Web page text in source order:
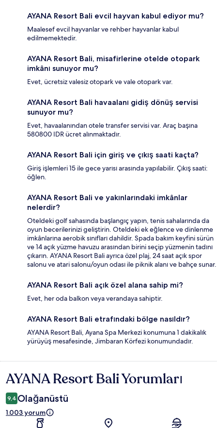
AYANA Resort Bali evcil hayvan kabul ediyor mu?
Maalesef evcil hayvanlar ve rehber hayvanlar kabul
edilmemektedir.
AYANA Resort Bali, misafirlerine otelde otopark
imkânı sunuyor mu?
Evet, ücretsiz valesiz otopark ve vale otopark var.
AYANA Resort Bali havaalanı gidiş dönüş servisi
sunuyor mu?
Evet, havaalanından otele transfer servisi var. Araç başına
580800 IDR ücret alınmaktadır.
AYANA Resort Bali için giriş ve çıkış saati kaçta?
Giriş işlemleri 15 ile gece yarısı arasında yapılabilir. Çıkış saati:
öğlen.
AYANA Resort Bali ve yakınlarındaki imkânlar
nelerdir?
Oteldeki golf sahasında başlangıç yapın, tenis sahalarında da
oyun becerilerinizi geliştirin. Oteldeki ek eğlence ve dinlenme
imkânlarına aerobik sınıfları dahildir. Spada bakım keyfini sürün
ve 14 açık yüzme havuzu arasından birini seçip yüzmenin tadını
çıkarın. AYANA Resort Bali ayrıca özel plaj, 24 saat açık spor
salonu ve atari salonu/oyun odası ile piknik alanı ve bahçe sunar.
AYANA Resort Bali açık özel alana sahip mi?
Evet, her oda balkon veya verandaya sahiptir.
AYANA Resort Bali etrafındaki bölge nasıldır?
AYANA Resort Bali, Ayana Spa Merkezi konumuna 1 dakikalık
yürüyüş mesafesinde, Jimbaran Körfezi konumundadır.
Yorumlar
AYANA Resort Bali Yorumları
9,4 Olağanüstü
1.003 yorum